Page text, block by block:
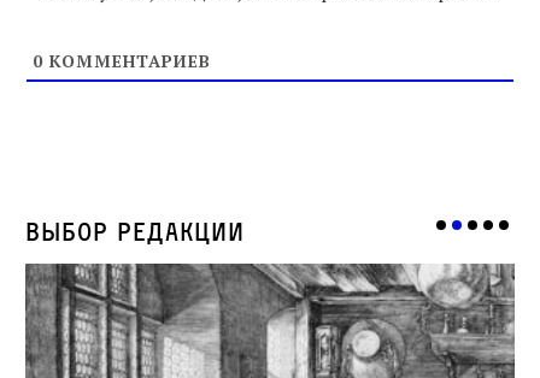
0 КОММЕНТАРИЕВ
Выбор редакции